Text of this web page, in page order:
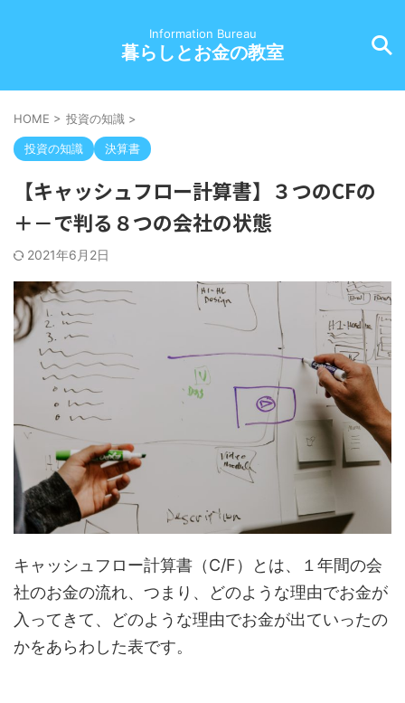
Information Bureau
暮らしとお金の教室
HOME > 投資の知識 >
投資の知識 決算書
【キャッシュフロー計算書】３つのCFの
＋－で判る８つの会社の状態
2021年6月2日
キャッシュフロー計算書（C/F）とは、１年間の会
社のお金の流れ、つまり、どのような理由でお金が
入ってきて、どのような理由でお金が出ていったの
かをあらわした表です。